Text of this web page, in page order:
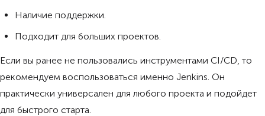
Наличие поддержки.
Подходит для больших проектов.
Если вы ранее не пользовались инструментами CI/CD, то
рекомендуем воспользоваться именно Jenkins. Он
практически универсален для любого проекта и подойдет
для быстрого старта.